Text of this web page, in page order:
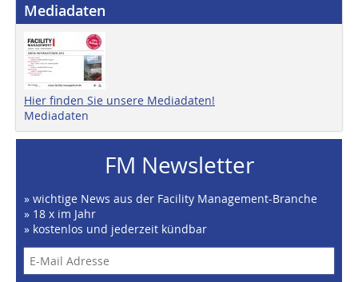
Mediadaten
Hier finden Sie unsere Mediadaten!
Mediadaten
FM Newsletter
» wichtige News aus der Facility Management-Branche
» 18 x im Jahr
» kostenlos und jederzeit kündbar